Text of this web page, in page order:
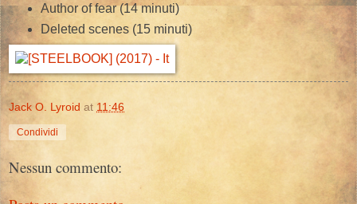
Author of fear (14 minuti)
Deleted scenes (15 minuti)
Jack O. Lyroid at 11:46
Condividi
Nessun commento: